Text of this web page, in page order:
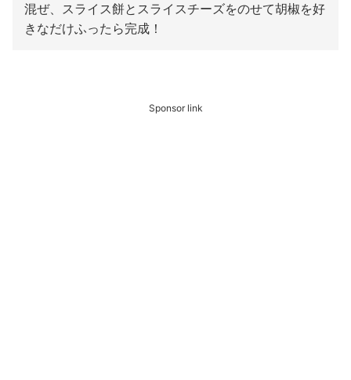
混ぜ、スライス餅とスライスチーズをのせて胡椒を好
きなだけふったら完成！
Sponsor link